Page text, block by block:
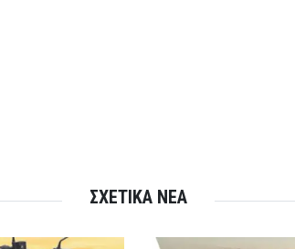
ΣΧΕΤΙΚΑ ΝΕΑ